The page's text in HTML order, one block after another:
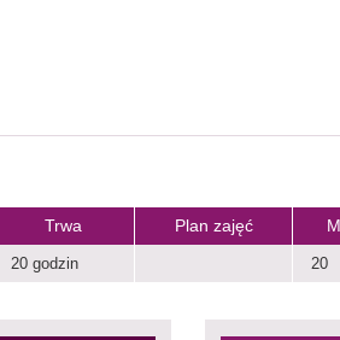
Trwa Plan zajęć
20 godzin 20